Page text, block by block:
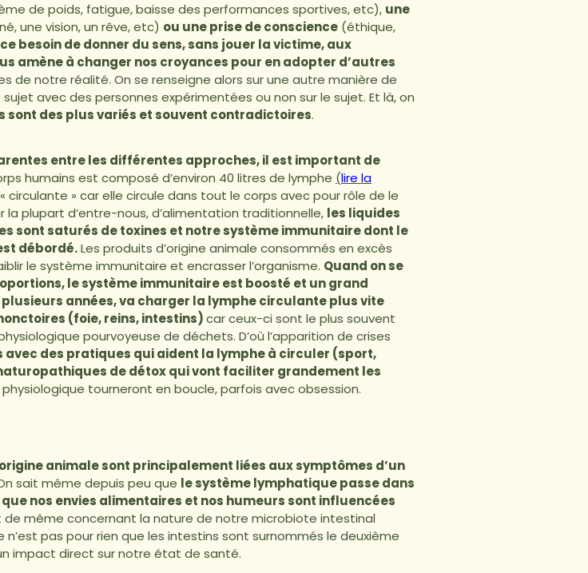
de poids, fatigue, baisse des performances sportives, etc), une
une vision, un rêve, etc) ou une prise de conscience (éthique,
ce besoin de donner du sens, sans jouer la victime, aux
amène à changer nos croyances pour en adopter d’autres
de notre réalité. On se renseigne alors sur une autre manière de
avec des personnes expérimentées ou non sur le sujet. Et là, on
des plus variés et souvent contradictoires.
entre les différentes approches, il est important de
humains est composé d’environ 40 litres de lymphe (lire la
circulante » car elle circule dans tout le corps avec pour rôle de le
plupart d’entre-nous, d’alimentation traditionnelle, les liquides
sont saturés de toxines et notre système immunitaire dont le
débordé.Les produits d’origine animale consommés en excès
le système immunitaire et encrasser l’organisme. Quand on se
le système immunitaire est boosté et un grand
années, va charger la lymphe circulante plus vite
(foie, reins, intestins)car ceux-ci sont le plus souvent
pourvoyeuse de déchets. D’où l’apparition de crises
avec des pratiques qui aident la lymphe à circuler (sport,
de détox qui vont faciliter grandement les
tourneront en boucle, parfois avec obsession.
animale sont principalement liées aux symptômes d’un
sait même depuis peu que le système lymphatique passe dans
nos envies alimentaires et nos humeurs sont influencées
de même concernant la nature de notre microbiote intestinal
pas pour rien que les intestins sont surnommés le deuxième
impact direct sur notre état de santé.